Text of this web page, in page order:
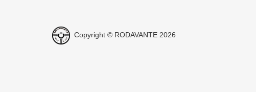
Copyright © RODAVANTE 2026